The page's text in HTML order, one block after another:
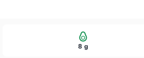
8 g